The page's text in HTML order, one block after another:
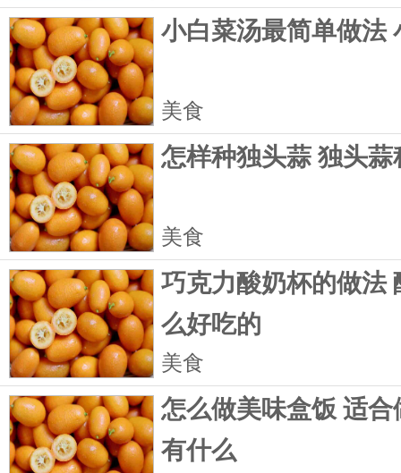
小白菜汤最简单做法
美食
怎样种独头蒜 独头蒜
美食
巧克力酸奶杯的做法
么好吃的
美食
怎么做美味盒饭 适
有什么